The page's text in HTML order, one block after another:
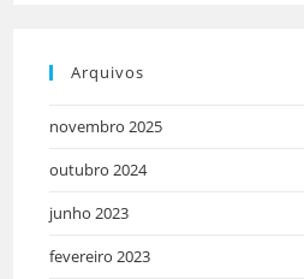
Arquivos
novembro 2025
outubro 2024
junho 2023
fevereiro 2023